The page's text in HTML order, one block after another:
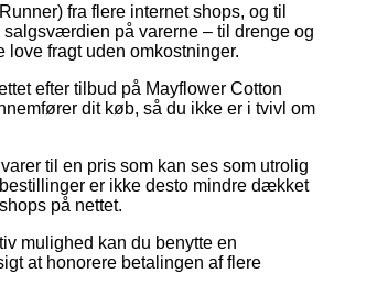
fra flere internet shops, og til
på varerne – til drenge og
fragt uden omkostninger.
efter tilbud på Mayflower Cotton
dit køb, så du ikke er i tvivl om
til en pris som kan ses som utrolig
er ikke desto mindre dækket
på nettet.
mulighed kan du benytte en
at honorere betalingen af flere